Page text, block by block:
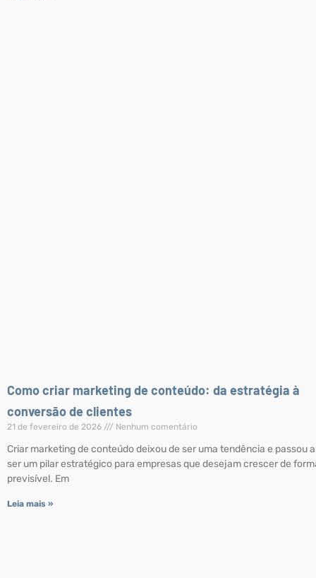
Como criar marketing de conteúdo: da estratégia à
conversão de clientes
21 de fevereiro de 2026 Nenhum comentário
Criar marketing de conteúdo deixou de ser uma tendência e passou a
ser um pilar estratégico para empresas que desejam crescer de
previsível. Em
Leia mais »